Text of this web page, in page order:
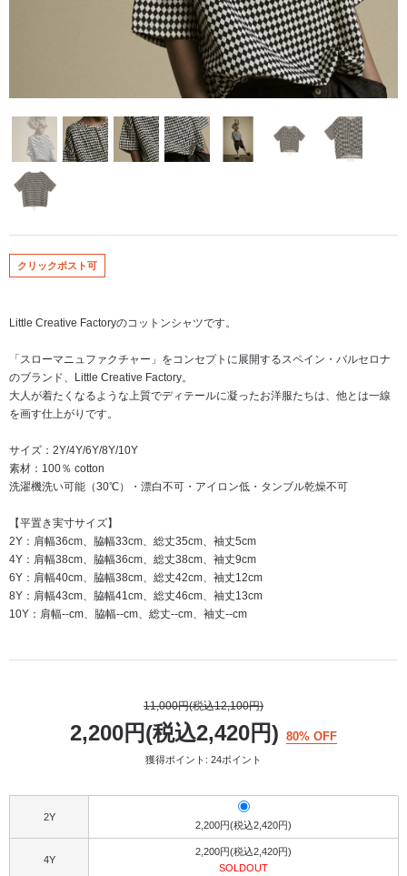
クリックポスト可
Little Creative Factoryのコットンシャツです。
「スローマニュファクチャー」をコンセプトに展開するスペイン・バルセロナ
のブランド、Little Creative Factory。
大人が着たくなるような上質でディテールに凝ったお洋服たちは、他とは一線
を画す仕上がりです。
サイズ：2Y/4Y/6Y/8Y/10Y
素材：100％ cotton
洗濯機洗い可能（30℃）・漂白不可・アイロン低・タンブル乾燥不可
【平置き実寸サイズ】
2Y：肩幅36cm、脇幅33cm、総丈35cm、袖丈5cm
4Y：肩幅38cm、脇幅36cm、総丈38cm、袖丈9cm
6Y：肩幅40cm、脇幅38cm、総丈42cm、袖丈12cm
8Y：肩幅43cm、脇幅41cm、総丈46cm、袖丈13cm
10Y：肩幅--cm、脇幅--cm、総丈--cm、袖丈--cm
11,000円(税込12,100円)
2,200円(税込2,420円) 80% OFF
獲得ポイント: 24ポイント
2Y
2,200円(税込2,420円)
4Y
2,200円(税込2,420円)
SOLDOUT